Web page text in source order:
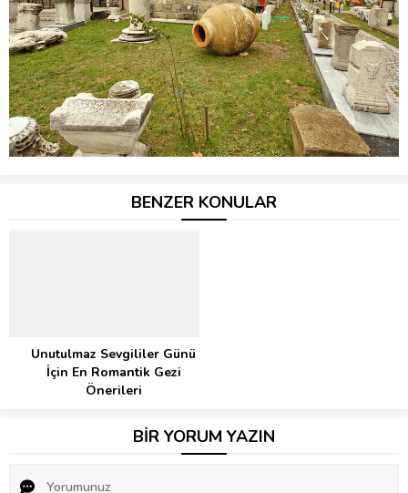
BENZER KONULAR
Unutulmaz Sevgililer Günü
İçin En Romantik Gezi
Önerileri
BİR YORUM YAZIN